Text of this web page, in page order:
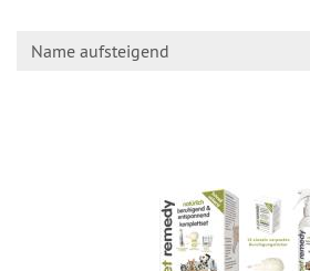
Name aufsteigend